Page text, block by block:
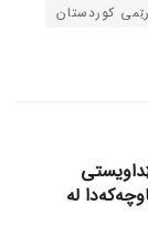
کوردستان
له‌